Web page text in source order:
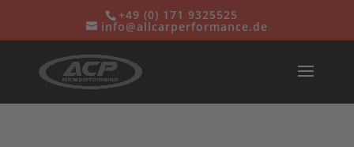
+49 (0) 171 9325525
info@allcarperformance.de